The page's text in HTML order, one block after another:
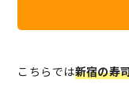
こちらでは新宿の寿